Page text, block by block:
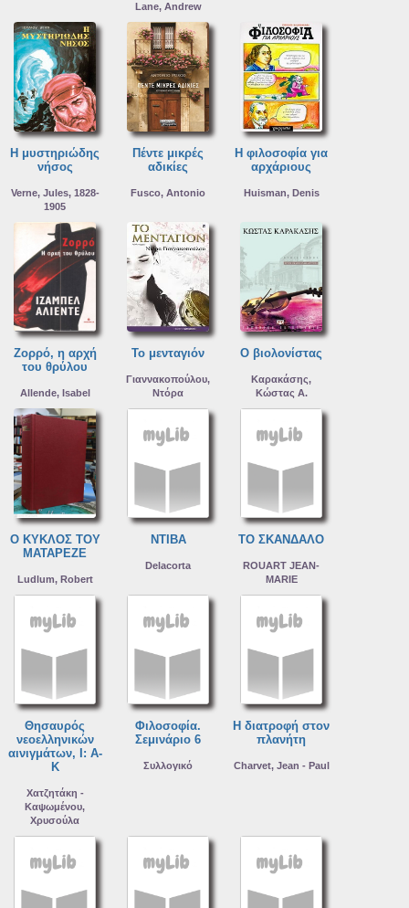
Lane, Andrew
Η μυστηριώδης
νήσος
Verne, Jules, 1828-
1905
Πέντε μικρές
αδικίες
Fusco, Antonio
Η φιλοσοφία για
αρχάριους
Huisman, Denis
Ζορρό, η αρχή
του θρύλου
Allende, Isabel
Το μενταγιόν
Γιαννακοπούλου,
Ντόρα
Ο βιολονίστας
Καρακάσης,
Κώστας Α.
Ο ΚΥΚΛΟΣ ΤΟΥ
ΜΑΤΑΡΕΖΕ
Ludlum, Robert
ΝΤΙΒΑ
Delacorta
ΤΟ ΣΚΑΝΔΑΛΟ
ROUART JEAN-
MARIE
Θησαυρός
νεοελληνικών
αινιγμάτων, Ι: Α-
Κ
Χατζητάκη -
Καψωμένου,
Χρυσούλα
Φιλοσοφία.
Σεμινάριο 6
Συλλογικό
Η διατροφή στον
πλανήτη
Charvet, Jean - Paul